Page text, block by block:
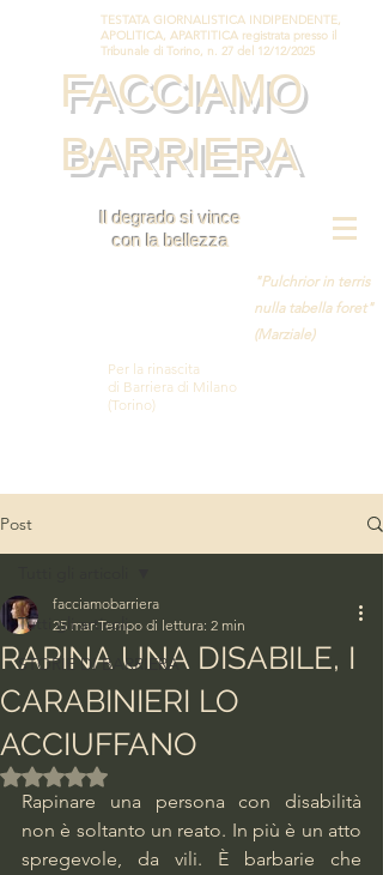
TESTATA GIORNALISTICA INDIPENDENTE,
APOLITICA, APARTITICA registrata presso il
Tribunale di Torino, n. 27 del 12/12/2025
FACCIAMO
BARRIERA
Il degrado si vince
con la bellezza
"Pulchrior in terris
nulla tabella foret"
(Marziale)
Per la rinascita
di Barriera di Milano
(Torino)
Post
Tutti gli articoli
STORIE DI BARRIERA
RAPINA UNA DISABILE, I
CARABINIERI LO
ACCIUFFANO
facciamobarriera
25 mar Tempo di lettura: 2 min
Valutazione NaN stelle su 5.
Rapinare una persona con disabilità
non è soltanto un reato. In più è un atto
spregevole, da vili. È barbarie che